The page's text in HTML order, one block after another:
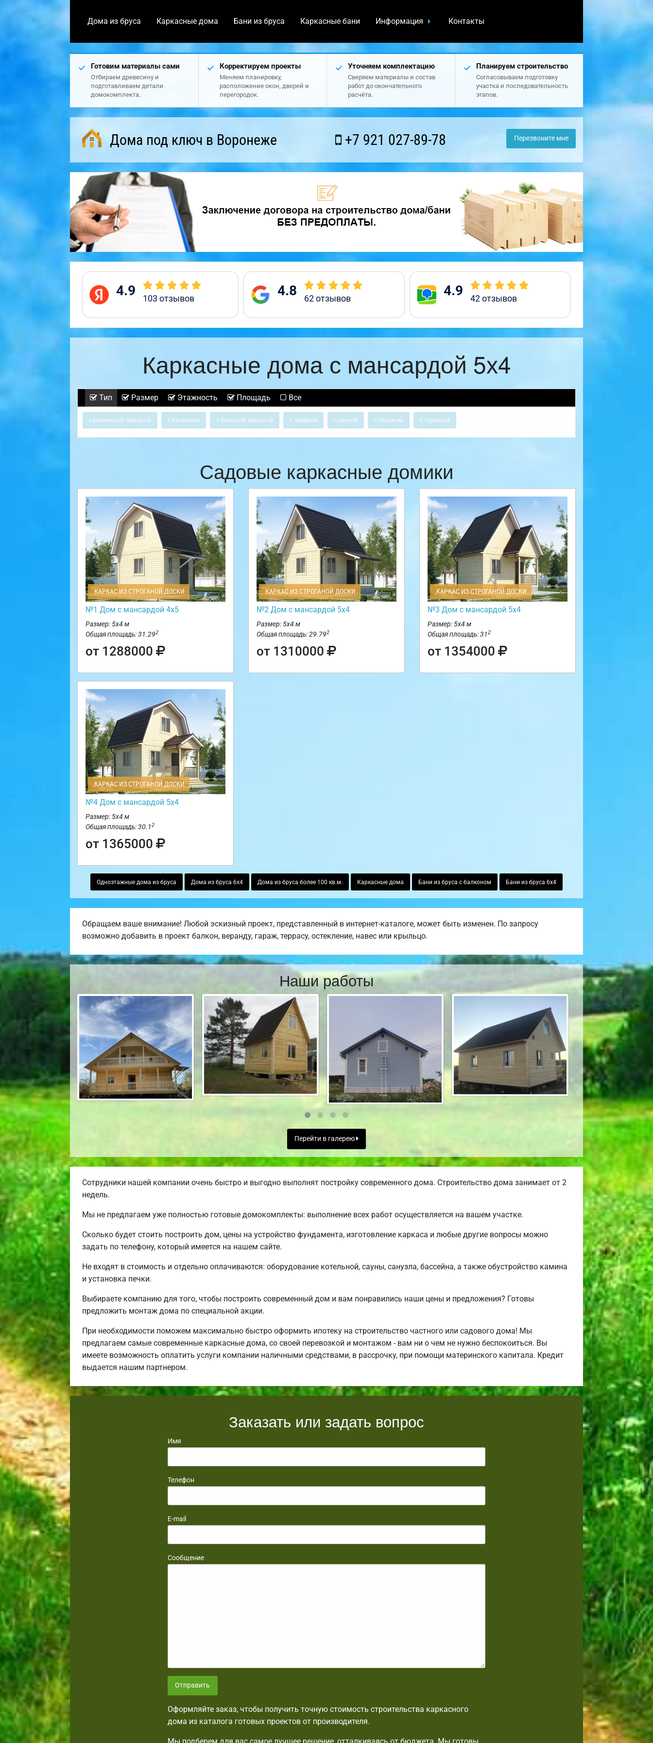
Дома из бруса Каркасные дома Бани из бруса Каркасные бани Информация Контакты
Готовим материалы сами
Отбираем древесину и
подготавливаем детали
домокомплекта.
Корректируем проекты
Меняем планировку,
расположение окон, дверей и
перегородок.
Уточняем комплектацию
Сверяем материалы и состав
работ до окончательного
расчёта.
Планируем строительство
Согласовываем подготовку
участка и последовательность
этапов.
Дома под ключ в Воронеже +7 921 027-89-78 Перезвоните мне
4.9 103 отзывов 4.8 62отзывов 4.9 42отзывов
Каркасные дома с мансардой 5х4
Тип Размер Этажность Площадь Все
с маленькой террасой с балконом с большой террасой с эркером с сауной с гаражом с террасой
Садовые каркасные домики
КАРКАС ИЗ СТРОГАНОЙ ДОСКИ
№1 Дом с мансардой 4х5
Размер: 5х4 м
Общая площадь: 31.292
от 1288000
КАРКАС ИЗ СТРОГАНОЙ ДОСКИ
№2 Дом с мансардой 5х4
Размер: 5х4 м
Общая площадь: 29.792
от 1310000
КАРКАС ИЗ СТРОГАНОЙ ДОСКИ
№3 Дом с мансардой 5х4
Размер: 5х4 м
Общая площадь: 312
от 1354000
КАРКАС ИЗ СТРОГАНОЙ ДОСКИ
№4 Дом с мансардой 5х4
Размер: 5х4 м
Общая площадь: 30.12
от 1365000
Одноэтажные дома из бруса Дома из бруса 6х4 Дома из бруса более 100 кв.м. Каркасные дома Бани из бруса с балконом Бани из бруса 6х4
Обращаем ваше внимание! Любой эскизный проект, представленный в интернет-каталоге, может быть изменен. По запросу
возможно добавить в проект балкон, веранду, гараж, террасу, остекление, навес или крыльцо.
Наши работы
Перейти в галерею
Сотрудники нашей компании очень быстро и выгодно выполнят постройку современного дома. Строительство дома занимает от 2
недель.
Мы не предлагаем уже полностью готовые домокомплекты: выполнение всех работ осуществляется на вашем участке.
Сколько будет стоить построить дом, цены на устройство фундамента, изготовление каркаса и любые другие вопросы можно
задать по телефону, который имеется на нашем сайте.
Не входят в стоимость и отдельно оплачиваются: оборудование котельной, сауны, санузла, бассейна, а также обустройство камина
и установка печки.
Выбираете компанию для того, чтобы построить современный дом и вам понравились наши цены и предложения? Готовы
предложить монтаж дома по специальной акции.
При необходимости поможем максимально быстро оформить ипотеку на строительство частного или садового дома! Мы
предлагаем самые современные каркасные дома, со своей перевозкой и монтажом - вам ни о чем не нужно беспокоиться. Вы
имеете возможность оплатить услуги компании наличными средствами, в рассрочку, при помощи материнского капитала. Кредит
выдается нашим партнером.
Заказать или задать вопрос
Имя
Телефон
E-mail
Сообщение
Отправить
Оформляйте заказ, чтобы получить точную стоимость строительства каркасного
дома из каталога готовых проектов от производителя.